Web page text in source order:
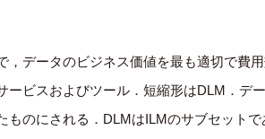
データのビジネス価値を最も適切で費
ービスおよびツール．短縮形はDLM．
のにされる．DLMはILMのサブセットで